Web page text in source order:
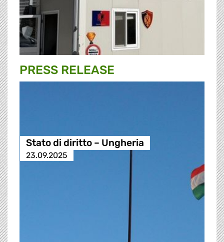
PRESS RELEASE
Stato di diritto – Ungheria
23.09.2025